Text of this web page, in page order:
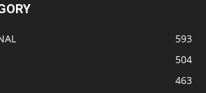
593
504
463